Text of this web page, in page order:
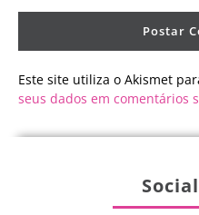
Este site utiliza o Akismet
seus dados em comentários